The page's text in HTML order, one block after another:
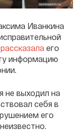
Иванкина
рассказала его
информацию
не выходил на
себя в
его